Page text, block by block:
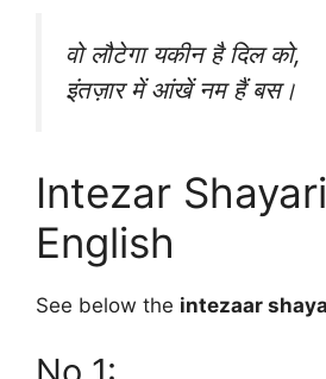
वो लौटेगा यकीन है दिल को,
इंतज़ार में आंखें नम हैं बस।
Intezar
English
See below the intezaar